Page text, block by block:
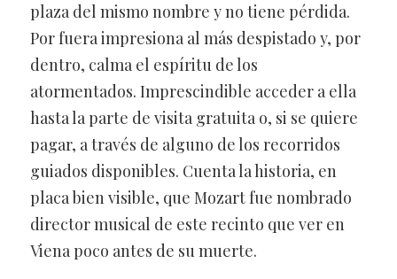
plaza del mismo nombre y no tiene pérdida.
Por fuera impresiona al más despistado y, por
dentro, calma el espíritu de los
atormentados. Imprescindible acceder a ella
hasta la parte de visita gratuita o, si se quiere
pagar, a través de alguno de los recorridos
guiados disponibles. Cuenta la historia, en
placa bien visible, que Mozart fue nombrado
director musical de este recinto que ver en
Viena poco antes de su muerte.